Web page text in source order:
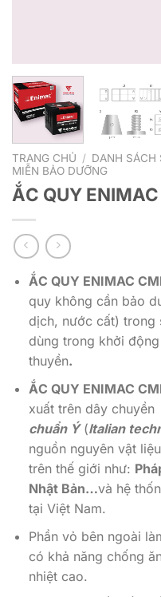
TRANG CHỦ / DANH SÁCH
MIỄN BẢO DƯỠNG
ẮC QUY
ẮC QUY ENIMAC
quy không cần bảo
dịch, nước cất) trong
dùng trong khởi
thuyền.
ẮC QUY ENIMAC
xuất trên dây chuyền
chuẩn Ý(Italian
nguồn nguyên vật
trên thế giới như:
Nhật Bản…và hệ
tại Việt Nam.
Phần vỏ bên ngoài
có khả năng chống
nhiệt cao.